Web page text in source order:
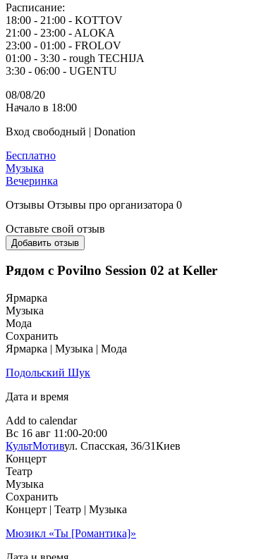
Расписание:
18:00 - 21:00 - KOTTOV
21:00 - 23:00 - ALOKA
23:00 - 01:00 - FROLOV
01:00 - 3:30 - rough TECHIJA
3:30 - 06:00 - UGENTU
08/08/20
Начало в 18:00
Вход свободный | Donation
Бесплатно
Музыка
Вечеринка
Отзывы Отзывы про организатора 0
Оставьте свой отзыв
Добавить отзыв
Рядом с Povilno Session 02 at Keller
Ярмарка
Музыка
Мода
Сохранить
Ярмарка | Музыка | Мода
Подольский Шук
Дата и время
Add to calendar
Вс 16 авг 11:00-20:00
КультМотивул. Спасская, 36/31Киев
Концерт
Театр
Музыка
Сохранить
Концерт | Театр | Музыка
Мюзикл «Ты [Романтика]»